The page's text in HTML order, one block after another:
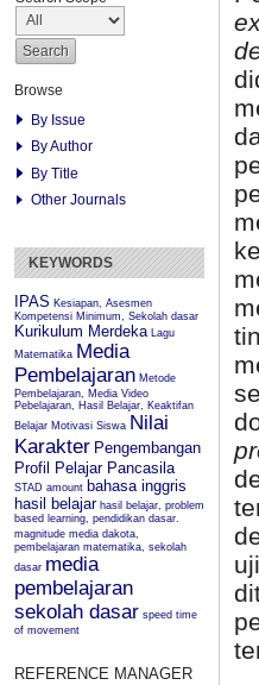
Browse
By Issue
By Author
By Title
Other Journals
KEYWORDS
IPAS Kesiapan, Asesmen
Kompetensi Minimum, Sekolah dasar
Kurikulum Merdeka Lagu
Matematika Media
Pembelajaran Metode
Pembelajaran, Media Video
Pebelajaran, Hasil Belajar, Keaktifan
Belajar Motivasi Siswa Nilai
Karakter Pengembangan
Profil Pelajar Pancasila
STAD amount bahasa inggris
hasil belajar hasil belajar, problem
based learning, pendidikan dasar.
magnitude media dakota,
pembelajaran matematika, sekolah
dasar media
pembelajaran
sekolah dasar speed time
of movement
REFERENCE MANAGER